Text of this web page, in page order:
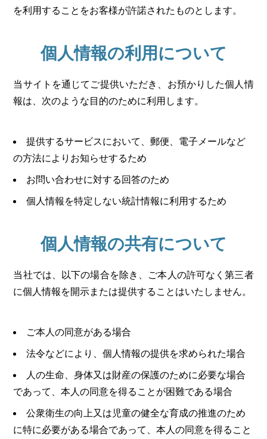
を利用することをお客様が許諾されたものとします。
個人情報の利用について
当サイトを通じてご提供いただき、お預かりした個人情
報は、次のような目的のために利用します。
提供するサービスにおいて、郵便、電子メールなど
の方法によりお知らせするため
お問い合わせに対する回答のため
個人情報を特定しない統計情報に利用するため
個人情報の共有について
当社では、以下の場合を除き、ご本人の許可なく第三者
に個人情報を開示または提供することはいたしません。
ご本人の同意がある場合
法令などにより、個人情報の提供を求められた場合
人の生命、身体又は財産の保護のために必要な場合
であって、本人の同意を得ることが困難である場合
公衆衛生の向上又は児童の健全な育成の推進のため
に特に必要がある場合であって、本人の同意を得ること